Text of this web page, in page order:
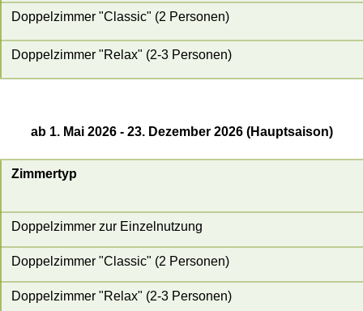
Doppelzimmer "Classic" (2 Personen)
Doppelzimmer "Relax" (2-3 Personen)
ab 1. Mai 2026 - 23. Dezember 2026 (Hauptsaison)
Zimmertyp
Doppelzimmer zur Einzelnutzung
Doppelzimmer "Classic" (2 Personen)
Doppelzimmer "Relax" (2-3 Personen)